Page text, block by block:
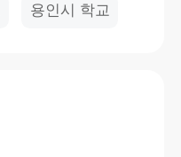
용인시 학교